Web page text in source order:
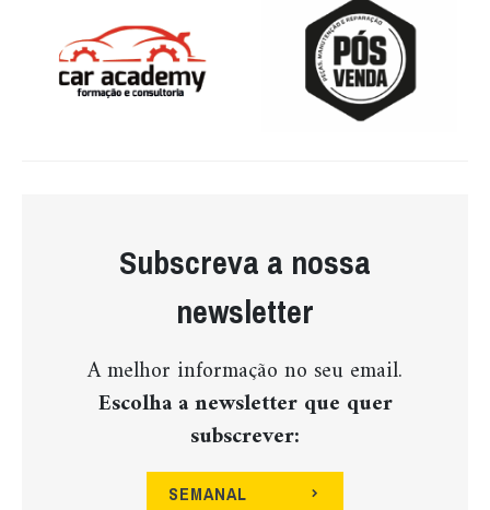
Subscreva a nossa
newsletter
A melhor informação no seu email.
Escolha a newsletter que quer
subscrever:
SEMANAL